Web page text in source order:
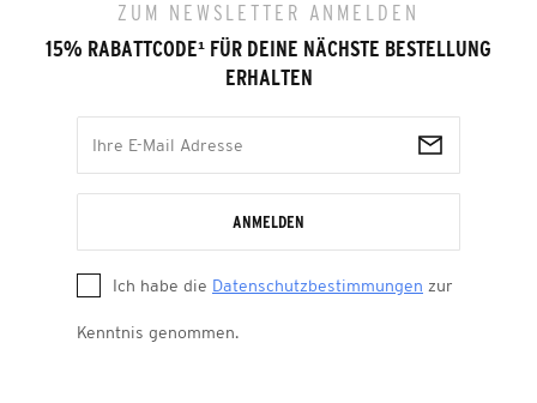
ZUM NEWSLETTER ANMELDEN
15% RABATTCODE¹ FÜR DEINE NÄCHSTE BESTELLUNG
ERHALTEN
ANMELDEN
Ich habe die Datenschutzbestimmungen zur
Kenntnis genommen.